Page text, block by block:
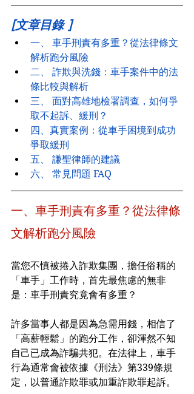
[文章目錄 ]
一、 車手刑責有多重？從法律條文
解析跑分風險
二、 詐欺與洗錢：車手案件中的法
條比較與解析
三、
面對高雄地檢署調查，如何爭
取不起訴、緩刑？
四、 真實案例：從車手困境到成功
爭取緩刑
五、 謙聖律師的建議
六、 常見問題 FAQ
一、車手刑責有多重？從法律條
文解析跑分風險
當您不慎被捲入詐欺集團，擔任俗稱的
「車手」工作時，首先最焦慮的無非
是：車手刑責究竟會有多重？
許多當事人都是因為急需用錢，相信了
「高薪輕鬆」的跑分工作，卻渾然不知
自己已成為詐騙共犯。在法律上，車手
行為通常會被依據《刑法》第339條規
定，以普通詐欺罪或加重詐欺罪起訴。